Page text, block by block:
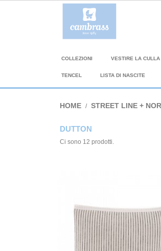
COLLEZIONI VESTIRE LA CULLA
TENCEL LISTA DI NASCITE
HOME STREET LINE +
DUTTON
Ci sono 12 prodotti.